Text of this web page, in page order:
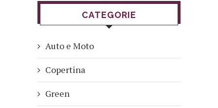
CATEGORIE
Auto e Moto
Copertina
Green